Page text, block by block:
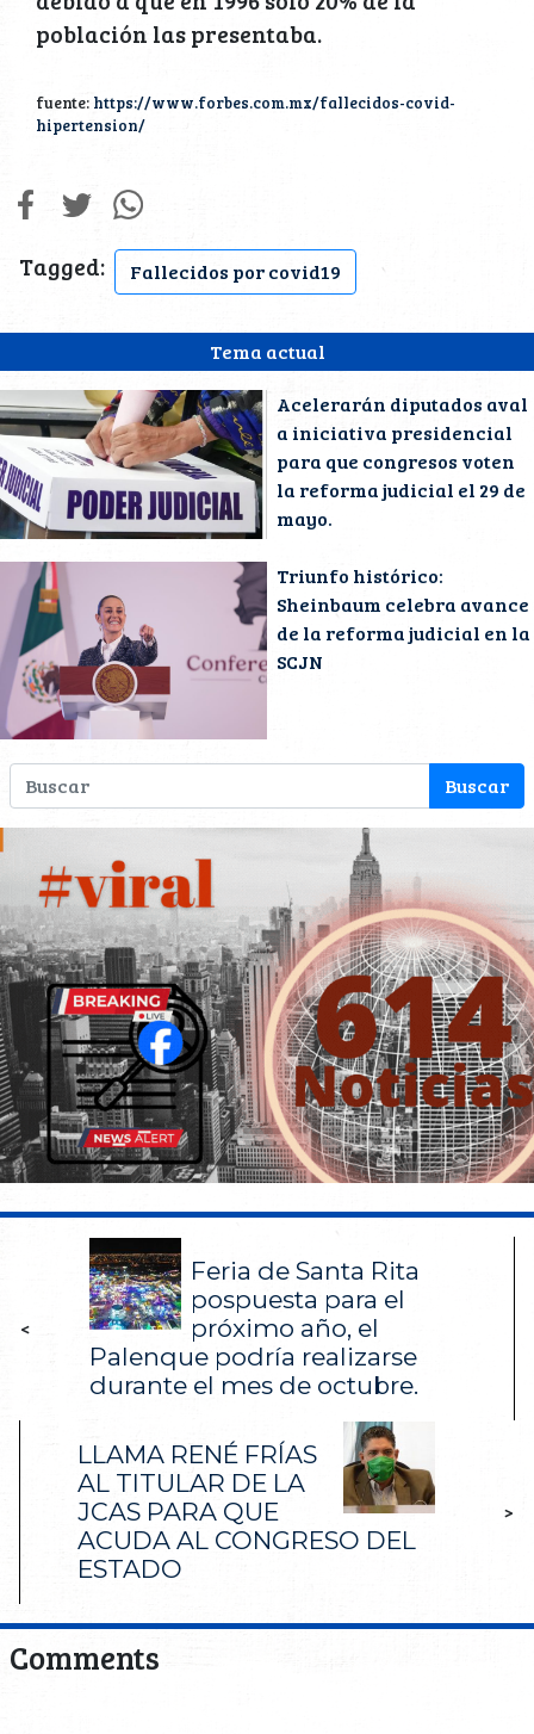
Tema actual
Acelerarán diputados aval
a iniciativa presidencial
para que congresos voten
la reforma judicial el 29 de
mayo.
Triunfo histórico:
Sheinbaum celebra avance
de la reforma judicial en la
SCJN
población las presentaba.
fuente: https://www.forbes.com.mx/fallecidos-covid-
hipertension/
Tagged: Fallecidos por covid19
<
Feria de Santa Rita
pospuesta para el
próximo año, el
Palenque podría realizarse
durante el mes de octubre.
LLAMA RENÉ FRÍAS
AL TITULAR DE LA
JCAS PARA QUE
ACUDA AL CONGRESO DEL
ESTADO
>
Comments